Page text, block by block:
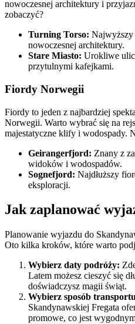
nowoczesnej architektury i
zobaczyć?
Turning Torso: Najwyższy
nowoczesnej architektury.
Stare Miasto: Urokliwe
przytulnymi kafejkami.
Fiordy Norwegii
Fiordy to jeden z najbardziej
Norwegii. Warto wybrać się na
majestatyczne klify i wodospady.
Geirangerfjord: Znany z
widoków i wodospadów.
Sognefjord: Najdłuższy
eksploracji.
Jak zaplanować
Planowanie wyjazdu do
Oto kilka kroków, które warto
Wybierz daty podróży:
Latem możesz cieszyć się
doświadczysz magii świąt.
Wybierz sposób
Skandynawskiej Fregata
promowe, co jest